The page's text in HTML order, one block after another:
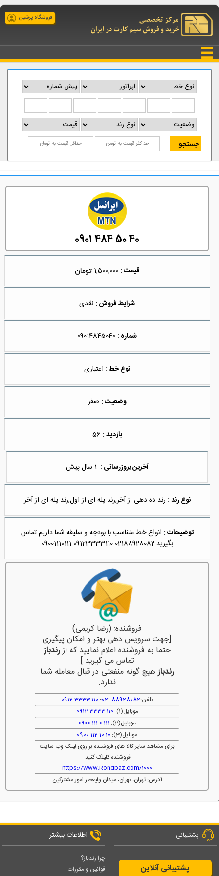
فروشگاه پرشین
0901 484 50 40
قیمت : 1,500,000
شرایط فروش : نقدی
شماره : 09014845040
نوع خط : اعتباری
وضعیت : صفر
بازدید :
آخرین بروزرسانی :-1 سال پیش
نوع رند : رند ده دهی از آخر,رند پله ای از اول,رند پله ای از آخر
توضیحات : انواع خط متناسب با بودجه و سلیقه شما داریم تماس
بگیرید 02188928082 09123333110 09001110111
فروشنده: (رضا کریمی)
[جهت سرویس دهی بهتر و امکان پیگیری
حتما به فروشنده اعلام نمایید که ازرندباز
تماس می گیرید.]
رندبازهیچ گونه منفعتی در قبال معامله شما
ندارد.
تلفن:88928082 021
-
110 3333 0912
موبایل(1):
110 3333 0912
موبایل(2):
111 0 111 0900
موبایل(3):
10 10 112 0900
برای مشاهد سایر کالا های فروشنده بر روی لینک وب سایت
فروشنده کلیلک کنید.
https://www.Rondbaz.com/1000
آدرس: تهران، تهران، میدان ولیعصر امور مشترکین
پشتیبانی
پشتیبانی آنلاین
اطلاعات بیشتر
چرا رندباز؟
قوانین و مقررات